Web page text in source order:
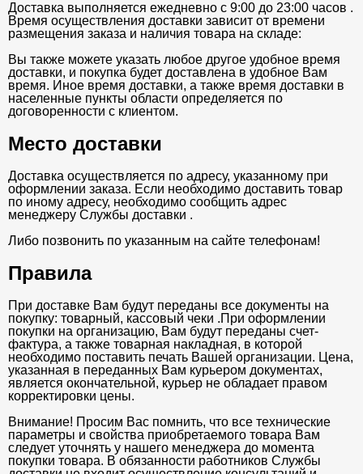
Доставка выполняется ежедневно с 9:00 до 23:00 часов .
Время осуществления доставки зависит от времени
размещения заказа и наличия товара на складе:
Вы также можете указать любое другое удобное время
доставки, и покупка будет доставлена в удобное Вам
время. Иное время доставки, а также время доставки в
населенные пункты области определяется по
договоренности с клиентом.
Место доставки
Доставка осуществляется по адресу, указанному при
оформлении заказа. Если необходимо доставить товар
по иному адресу, необходимо сообщить адрес
менеджеру Службы доставки .
Либо позвонить по указанным на сайте телефонам!
Правила
При доставке Вам будут переданы все документы на
покупку: товарный, кассовый чеки .При оформлении
покупки на организацию, Вам будут переданы счет-
фактура, а также товарная накладная, в которой
необходимо поставить печать Вашей организации. Цена,
указанная в переданных Вам курьером документах,
является окончательной, курьер не обладает правом
корректировки цены.
Внимание! Просим Вас помнить, что все технические
параметры и свойства приобретаемого товара Вам
следует уточнять у нашего менеджера до момента
покупки товара. В обязанности работников Службы